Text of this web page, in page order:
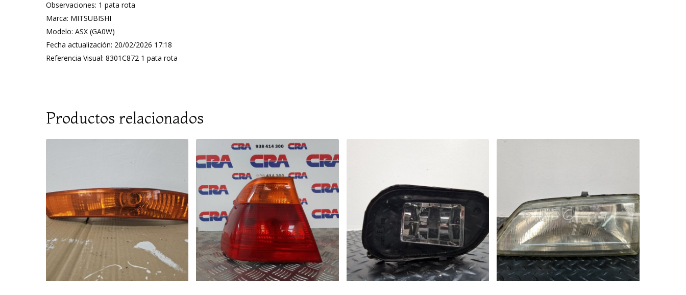
Observaciones: 1 pata rota
Marca: MITSUBISHI
Modelo: ASX (GA0W)
Fecha actualización: 20/02/2026 17:18
Referencia Visual: 8301C872 1 pata rota
Productos relacionados